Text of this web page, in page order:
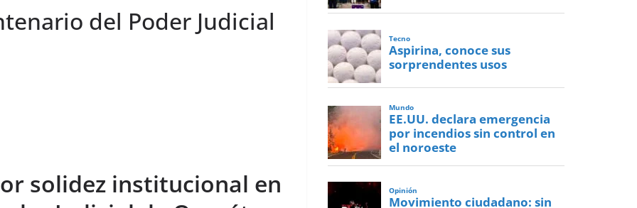
del Poder Judicial
solidez institucional en
Tecno
Aspirina, conoce sus
sorprendentes usos
Mundo
EE.UU. declara emergencia
por incendios sin control en
el noroeste
Opinión
Movimiento ciudadano: sin